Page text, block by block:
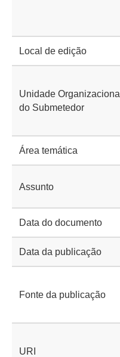
Local de edição
Unidade Organizacional
do Submetedor
Área temática
Assunto
Data do documento
Data da publicação
Fonte da publicação
URI